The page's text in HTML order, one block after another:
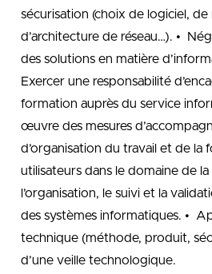
sécurisation (choix de logiciel, de
d’architecture de réseau…). •
des solutions en matière
Exercer une responsabilité
formation auprès du service
œuvre des mesures
d’organisation du travail et de la
utilisateurs dans le domaine de
l’organisation, le suivi et la
des systèmes informatiques. •
technique (méthode, produit,
d’une veille technologique.